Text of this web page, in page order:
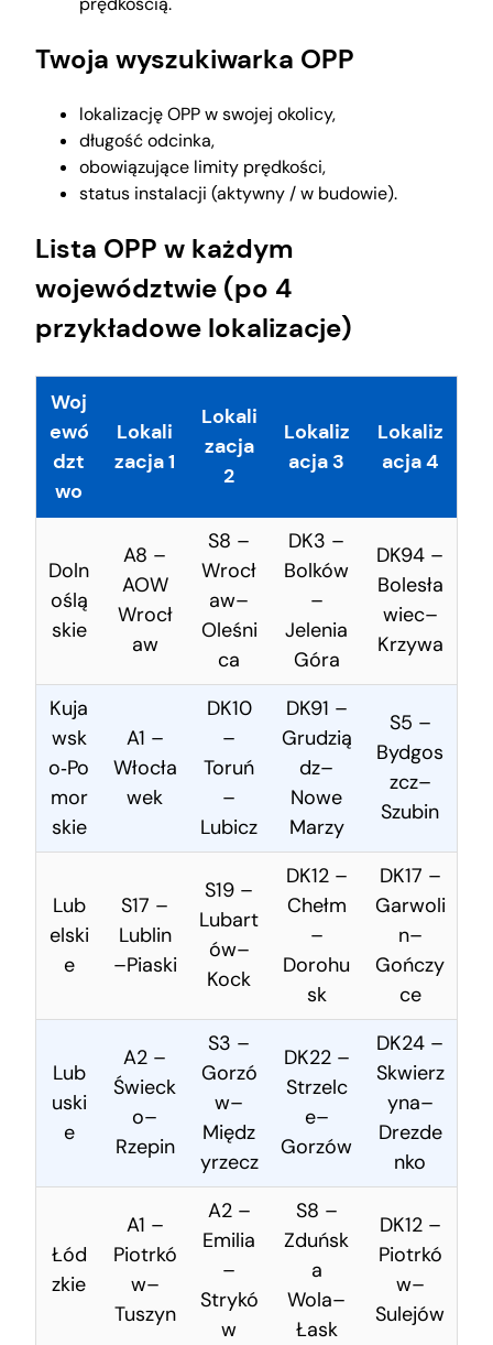
Twoja wyszukiwarka OPP
lokalizację OPP w swojej okolicy,
długość odcinka,
obowiązujące limity prędkości,
status instalacji (aktywny / w budowie).
Lista OPP w każdym
województwie (po 4
przykładowe lokalizacje)
Woj
ewó
dzt
wo
Lokali
zacja 1
Lokali
zacja
2
Lokaliz
acja 3
Lokaliz
acja 4
Doln
oślą
skie
A8 –
AOW
Wrocł
aw
S8 –
Wrocł
aw–
Oleśni
ca
DK3 –
Bolków
–
Jelenia
Góra
DK94 –
Bolesła
wiec–
Krzywa
Kuja
wsk
o‑Po
mor
skie
A1 –
Włocła
wek
DK10
–
Toruń
–
Lubicz
DK91 –
Grudzią
dz–
Nowe
Marzy
S5 –
Bydgos
zcz–
Szubin
Lub
elski
e
S17 –
Lublin
–Piaski
S19 –
Lubart
ów–
Kock
DK12 –
Chełm
–
Dorohu
sk
DK17 –
Garwoli
n–
Gończy
ce
Lub
uski
e
A2 –
Świeck
o–
Rzepin
S3 –
Gorzó
w–
Międz
yrzecz
DK22 –
Strzelc
e–
Gorzów
DK24 –
Skwierz
yna–
Drezde
nko
Łód
zkie
A1 –
Piotrkó
w–
Tuszyn
A2 –
Emilia
–
Strykó
w
S8 –
Zduńsk
a
Wola–
Łask
DK12 –
Piotrkó
w–
Sulejów